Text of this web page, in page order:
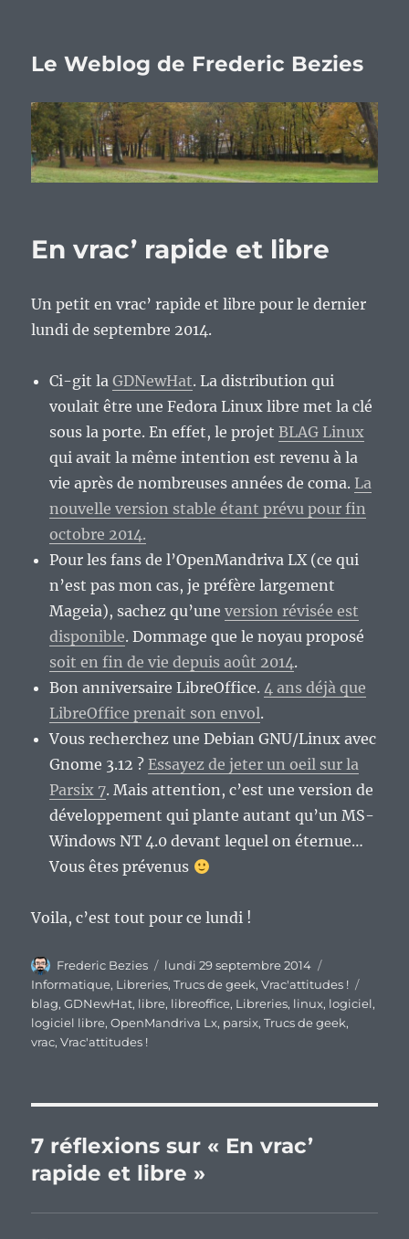
Le Weblog de Frederic Bezies
En vrac’ rapide et libre
Un petit en vrac’ rapide et libre pour le dernier
lundi de septembre 2014.
Ci-git laGDNewHat. La distribution qui
voulait être une Fedora Linux libre met la clé
sous la porte. En effet, le projetBLAG Linux
qui avait la même intention est revenu à la
vie après de nombreuses années de coma. La
nouvelle version stable étant prévu pour fin
octobre 2014.
Pour les fans de l’OpenMandriva LX (ce qui
n’est pas mon cas, je préfère largement
Mageia), sachez qu’uneversion révisée est
disponible. Dommage que le noyau proposé
soit en fin de vie depuis août 2014.
Bon anniversaire LibreOffice.4 ans déjà que
LibreOffice prenait son envol.
Vous recherchez une Debian GNU/Linux avec
Gnome 3.12 ?Essayez de jeter un oeil sur la
Parsix 7. Mais attention, c’est une version de
développement qui plante autant qu’un MS-
Windows NT 4.0 devant lequel on éternue…
Vous êtes prévenus
Voila, c’est tout pour ce lundi !
Auteur
Frederic Bezies
Publié
le
lundi 29 septembre 2014
Informatique, Libreries,Trucs de geek,Vrac'attitudes !
blag,GDNewHat, libre, libreoffice, Libreries, linux, logiciel,
logiciel libre,OpenMandriva Lx, parsix,Trucs de geek,
vrac,Vrac'attitudes !
7 réflexions sur « En vrac’
rapide et libre »